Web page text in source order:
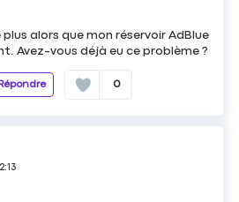
alors que mon réservoir AdBlue
Avez-vous déjà eu ce problème ?
Répondre 0